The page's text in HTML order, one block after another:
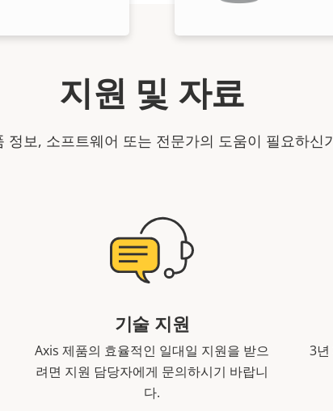
지원 및 자료
정보, 소프트웨어 또는 전문가의 도움이 필요하신
기술 지원
Axis 제품의 효율적인 일대일 지원을 받으
려면 지원 담당자에게 문의하시기 바랍니
다.
3